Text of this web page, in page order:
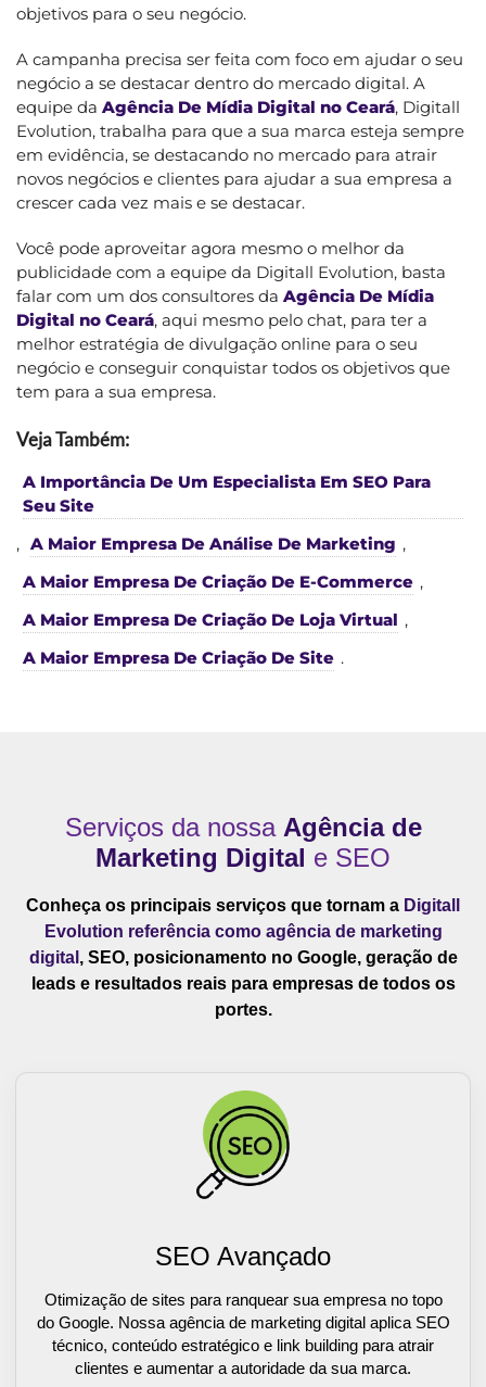
objetivos para o seu negócio.
A campanha precisa ser feita com foco em ajudar o seu
negócio a se destacar dentro do mercado digital. A
equipe da Agência De Mídia Digital no Ceará, Digitall
Evolution, trabalha para que a sua marca esteja sempre
em evidência, se destacando no mercado para atrair
novos negócios e clientes para ajudar a sua empresa a
crescer cada vez mais e se destacar.
Você pode aproveitar agora mesmo o melhor da
publicidade com a equipe da Digitall Evolution, basta
falar com um dos consultores da Agência De Mídia
Digital no Ceará, aqui mesmo pelo chat, para ter a
melhor estratégia de divulgação online para o seu
negócio e conseguir conquistar todos os objetivos que
tem para a sua empresa.
Veja Também:
A Importância De Um Especialista Em SEO Para
Seu Site
, A Maior Empresa De Análise De Marketing ,
A Maior Empresa De Criação De E-Commerce ,
A Maior Empresa De Criação De Loja Virtual ,
A Maior Empresa De Criação De Site .
Serviços da nossa Agência de
Marketing Digital e SEO
Conheça os principais serviços que tornam a Digitall
Evolution referência como agência de marketing
digital , SEO, posicionamento no Google, geração de
leads e resultados reais para empresas de todos os
portes.
SEO Avançado
Otimização de sites para ranquear sua empresa no topo
do Google. Nossa agência de marketing digital aplica SEO
técnico, conteúdo estratégico e link building para atrair
clientes e aumentar a autoridade da sua marca.